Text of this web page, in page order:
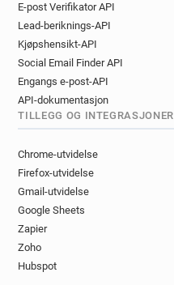
E-post Verifikator API
Lead-beriknings-API
Kjøpshensikt-API
Social Email Finder API
Engangs e-post-API
API-dokumentasjon
TILLEGG OG INTEGRASJONER
Chrome-utvidelse
Firefox-utvidelse
Gmail-utvidelse
Google Sheets
Zapier
Zoho
Hubspot